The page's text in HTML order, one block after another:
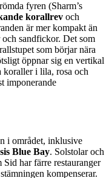
fyren (Sharm’s
korallrev och
är mer kompakt än
sandfickor. Det som
som börjar nära
öppnar sig en vertikal
i lila, rosa och
imponerande
i området, inklusive
Blue Bay. Solstolar och
har färre restauranger
kompenserar.